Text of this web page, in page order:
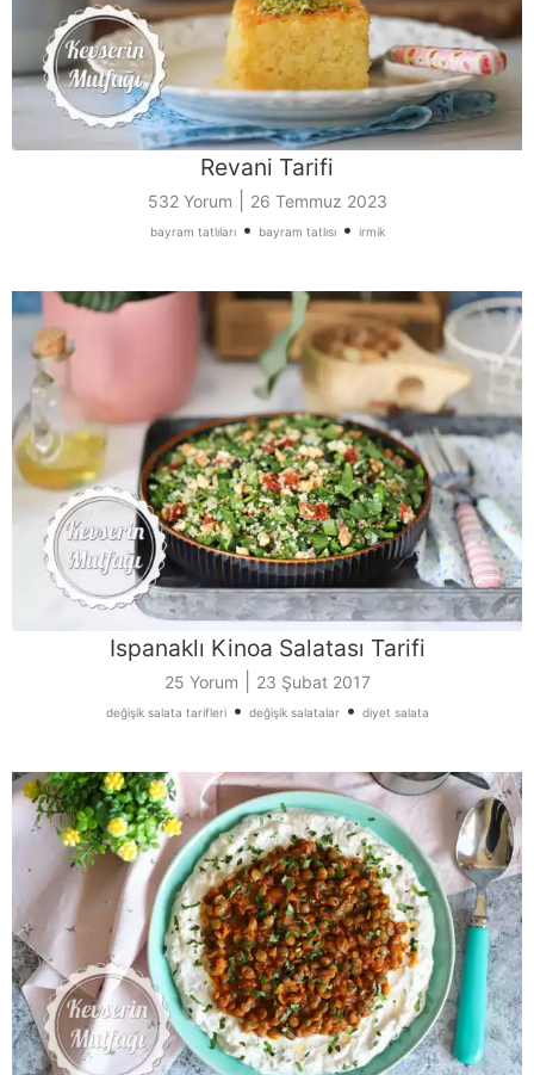
Revani Tarifi
532 Yorum 26 Temmuz 2023
bayram tatlıları• bayram tatlısı• irmik
Ispanaklı Kinoa Salatası Tarifi
25 Yorum 23 Şubat 2017
değişik salata tarifleri• değişik salatalar• diyet salata